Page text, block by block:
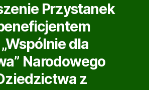
Przystanek
dla
Narodowego
z